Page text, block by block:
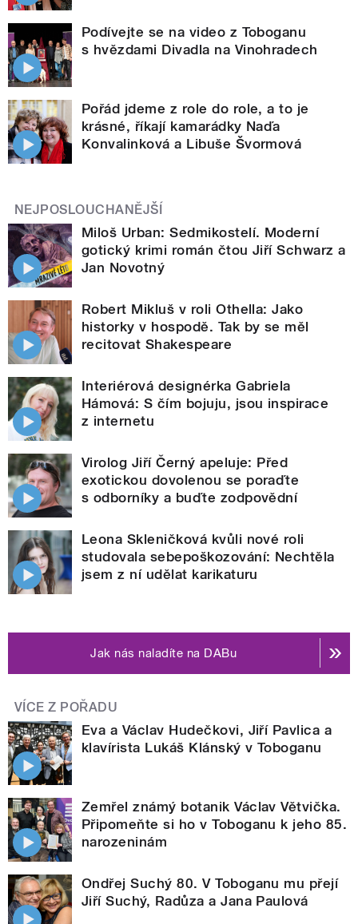
Podívejte se na video z Toboganu
s hvězdami Divadla na Vinohradech
Pořád jdeme z role do role, a to je
krásné, říkají kamarádky Naďa
Konvalinková a Libuše Švormová
NEJPOSLOUCHANĚJŠÍ
Miloš Urban: Sedmikostelí. Moderní
gotický krimi román čtou Jiří Schwarz a
Jan Novotný
Robert Mikluš v roli Othella: Jako
historky v hospodě. Tak by se měl
recitovat Shakespeare
Interiérová designérka Gabriela
Hámová: S čím bojuju, jsou inspirace
z internetu
Virolog Jiří Černý apeluje: Před
exotickou dovolenou se poraďte
s odborníky a buďte zodpovědní
Leona Skleničková kvůli nové roli
studovala sebepoškozování: Nechtěla
jsem z ní udělat karikaturu
Jak nás naladíte na DABu
VÍCE Z POŘADU
Eva a Václav Hudečkovi, Jiří Pavlica a
klavírista Lukáš Klánský v Toboganu
Zemřel známý botanik Václav Větvička.
Připomeňte si ho v Toboganu k jeho 85.
narozeninám
Ondřej Suchý 80. V Toboganu mu přejí
Jiří Suchý, Radůza a Jana Paulová